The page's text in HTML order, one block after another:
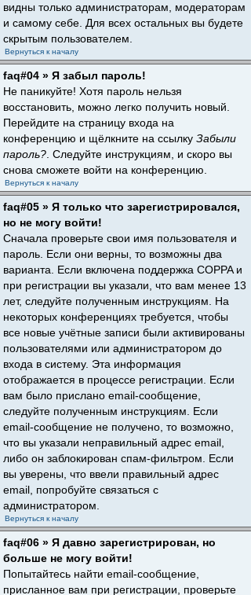
видны только администраторам, модераторам
и самому себе. Для всех остальных вы будете
скрытым пользователем.
Вернуться к началу
faq#04 » Я забыл пароль!
Не паникуйте! Хотя пароль нельзя
восстановить, можно легко получить новый.
Перейдите на страницу входа на
конференцию и щёлкните на ссылку Забыли
пароль? . Следуйте инструкциям, и скоро вы
снова сможете войти на конференцию.
Вернуться к началу
faq#05 » Я только что зарегистрировался,
но не могу войти!
Сначала проверьте свои имя пользователя и
пароль. Если они верны, то возможны два
варианта. Если включена поддержка COPPA и
при регистрации вы указали, что вам менее 13
лет, следуйте полученным инструкциям. На
некоторых конференциях требуется, чтобы
все новые учётные записи были активированы
пользователями или администратором до
входа в систему. Эта информация
отображается в процессе регистрации. Если
вам было прислано email-сообщение,
следуйте полученным инструкциям. Если
email-сообщение не получено, то возможно,
что вы указали неправильный адрес email,
либо он заблокирован спам-фильтром. Если
вы уверены, что ввели правильный адрес
email, попробуйте связаться с
администратором.
Вернуться к началу
faq#06 » Я давно зарегистрирован, но
больше не могу войти!
Попытайтесь найти email-сообщение,
присланное вам при регистрации, проверьте